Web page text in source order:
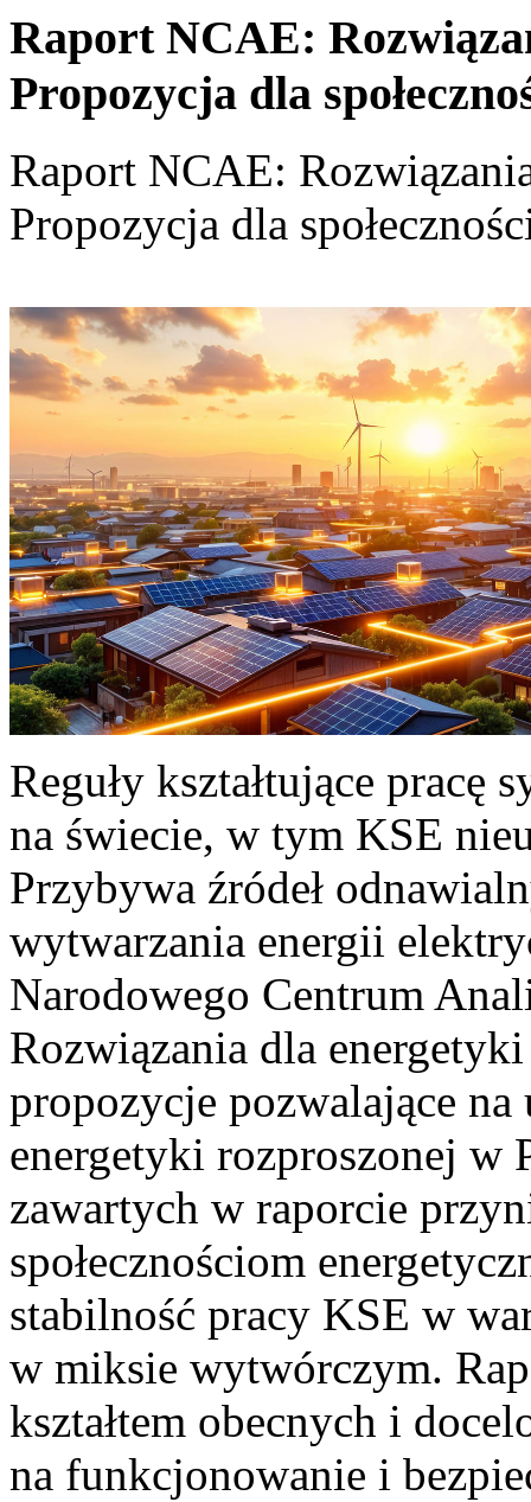
Raport NCAE:
Propozycja dla
Raport NCAE:
Propozycja dla
Reguły kształtujące pracę
na świecie, w tym KSE
Przybywa źródeł
wytwarzania energii
Narodowego Centrum
Rozwiązania dla
propozycje pozwalające
energetyki rozproszonej w
zawartych w raporcie
społecznościom
stabilność pracy KSE w
w miksie wytwórczym.
kształtem obecnych i
na funkcjonowanie i